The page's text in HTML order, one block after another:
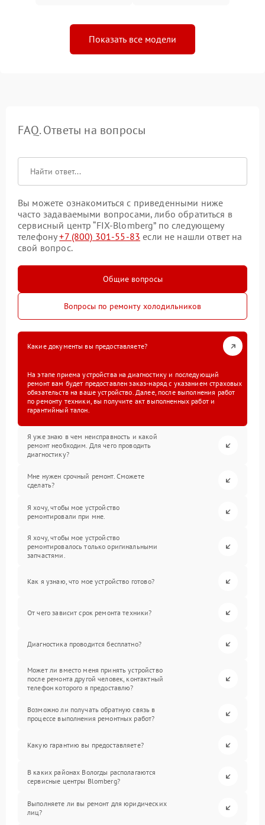
Показать все модели
FAQ. Ответы на вопросы
Вы можете ознакомиться с приведенными ниже
часто задаваемыми вопросами, либо обратиться в
сервисный центр “FIX-Blomberg” по следующему
телефону+7 (800) 301-55-83 если не нашли ответ на
свой вопрос.
Общие вопросы
Вопросы по ремонту холодильников
Какие документы вы предоставляете?
На этапе приема устройства на диагностику и последующий
ремонт вам будет предоставлен заказ-наряд с указанием страховых
обязательств на ваше устройство. Далее, после выполнения работ
по ремонту техники, вы получите акт выполненных работ и
гарантийный талон.
Я уже знаю в чем неисправность и какой
ремонт необходим. Для чего проводить
диагностику?
Мне нужен срочный ремонт. Сможете
сделать?
Я хочу, чтобы мое устройство
ремонтировали при мне.
Я хочу, чтобы мое устройство
ремонтировалось только оригинальными
запчастями.
Как я узнаю, что мое устройство готово?
От чего зависит срок ремонта техники?
Диагностика проводится бесплатно?
Может ли вместо меня принять устройство
после ремонта другой человек, контактный
телефон которого я предоставлю?
Возможно ли получать обратную связь в
процессе выполнения ремонтных работ?
Какую гарантию вы предоставляете?
В каких районах Вологды располагаются
сервисные центры Blomberg?
Выполняете ли вы ремонт для юридических
лиц?